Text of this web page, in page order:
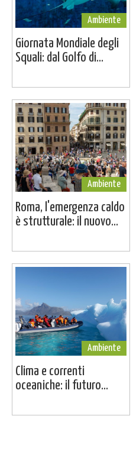
Ambiente
Giornata Mondiale degli
Squali: dal Golfo di...
Ambiente
Roma, l'emergenza caldo
è strutturale: il nuovo...
Ambiente
Clima e correnti
oceaniche: il futuro...